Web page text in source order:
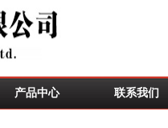
产品中心 联系我们